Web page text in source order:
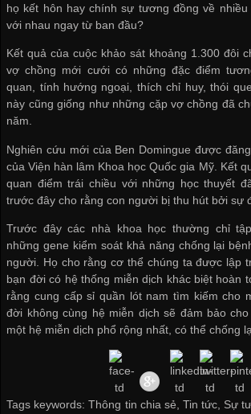
họ kết hôn hay chính sự tương đồng về
với nhau ngay từ ban đầu?
Kết quả của cuộc khảo sát khoảng 1.300 đôi
vợ chồng mới cưới có những đặc điểm
quan, tính hướng ngoại, thích chỉ huy, thói
này cũng giống như những cặp vợ chồng đã
năm.
Nghiên cứu mới của Ben Domingue được
của Viện hàn lâm Khoa học Quốc gia Mỹ. Kết
quan điểm trái chiều với những học thuyết
trước đây cho rằng con người bị thu hút bởi sự
Trước đây các nhà khoa học thường chỉ
những gene kiểm soát khả năng chống lại
người. Họ cho rằng cơ thể chúng ta được lập
bạn đời có hệ thống miễn dịch khác biệt hoàn
rằng cung cấp sỉ quần lót nam tìm kiếm cho
đời không cùng hệ miễn dịch sẽ đảm bảo
một hệ miễn dịch phổ rộng nhất, có thể chống
Tags keywords: Thông tin chia sẻ, Tin tức, Sự